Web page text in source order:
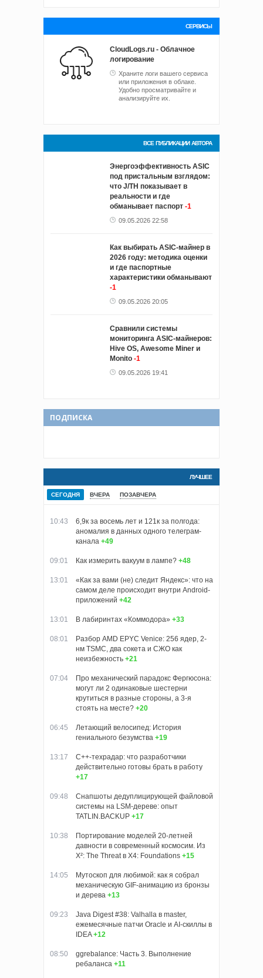
СЕРВИСЫ
CloudLogs.ru - Облачное
логирование
Храните логи вашего сервиса
или приложения в облаке.
Удобно просматривайте и
анализируйте их.
ВСЕ ПУБЛИКАЦИИ АВТОРА
Энергоэффективность ASIC
под пристальным взглядом:
что J/TH показывает в
реальности и где
обманывает паспорт -1
09.05.2026 22:58
Как выбирать ASIC-майнер в
2026 году: методика оценки
и где паспортные
характеристики обманывают
-1
09.05.2026 20:05
Сравнили системы
мониторинга ASIC-майнеров:
Hive OS, Awesome Miner и
Monito -1
09.05.2026 19:41
ПОДПИСКА
ЛУЧШЕЕ
СЕГОДНЯ ВЧЕРА ПОЗАВЧЕРА
10:43
6,9к за восемь лет и 121к за полгода:
аномалия в данных одного телеграм-
канала +49
09:01 Как измерить вакуум в лампе? +48
13:01
«Как за вами (не) следит Яндекс»: что на
самом деле происходит внутри Android-
приложений +42
13:01 В лабиринтах «Коммодора» +33
08:01
Разбор AMD EPYC Venice: 256 ядер, 2-
нм TSMC, два сокета и СЖО как
неизбежность +21
07:04
Про механический парадокс Фергюсона:
могут ли 2 одинаковые шестерни
крутиться в разные стороны, а 3-я
стоять на месте? +20
06:45
Летающий велосипед: История
гениального безумства +19
13:17
C++-техрадар: что разработчики
действительно готовы брать в работу
+17
09:48
Снапшоты дедуплицирующей файловой
системы на LSM-дереве: опыт
TATLIN.BACKUP +17
10:38
Портирование моделей 20-летней
давности в современный космосим. Из
X²: The Threat в X4: Foundations +15
14:05
Мутоскоп для любимой: как я собрал
механическую GIF-анимацию из бронзы
и дерева +13
09:23
Java Digest #38: Valhalla в master,
ежемесячные патчи Oracle и AI-скиллы в
IDEA +12
08:50
ggrebalance: Часть 3. Выполнение
ребаланса +11